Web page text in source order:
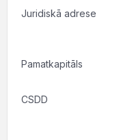
Juridiskā adrese
Pamatkapitāls
CSDD